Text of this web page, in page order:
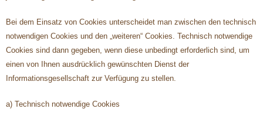
Bei dem Einsatz von Cookies unterscheidet man zwischen den technisch
notwendigen Cookies und den „weiteren“ Cookies. Technisch notwendige
Cookies sind dann gegeben, wenn diese unbedingt erforderlich sind, um
einen von Ihnen ausdrücklich gewünschten Dienst der
Informationsgesellschaft zur Verfügung zu stellen.
a) Technisch notwendige Cookies